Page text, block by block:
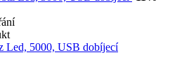
Led, 5000, USB dobíjecí